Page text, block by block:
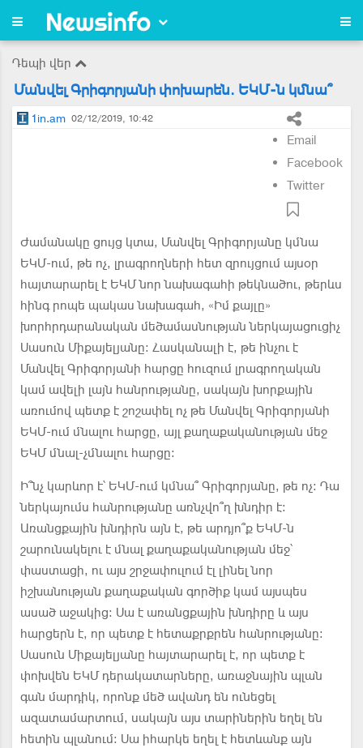
Դեպի վեր
Մանվել Գրիգորյանի փոխարեն. ԵԿՄ-ն կմնա՞
1in.am 02/12/2019, 10:42
Email
Facebook
Twitter
Ժամանակը ցույց կտա, Մանվել Գրիգորյանը կմնա
ԵԿՄ-ում, թե ոչ, լրագրողների հետ զրույցում այսօր
հայտարարել է ԵԿՄ նոր նախագահի թեկնածու, թերևս
հինգ րոպե պակաս նախագահ, «Իմ քայլը»
խորհրդարանական մեծամասնության ներկայացուցիչ
Սասուն Միքայելյանը: Հասկանալի է, թե ինչու է
Մանվել Գրիգորյանի հարցը հուզում լրագրողական
կամ ավելի լայն հանրությանը, սակայն խորքային
առումով պետք է շոշափել ոչ թե Մանվել Գրիգորյանի
ԵԿՄ-ում մնալու հարցը, այլ քաղաքականության մեջ
ԵԿՄ մնալ-չմնալու հարցը:
Ի՞նչ կարևոր է՝ ԵԿՄ-ում կմնա՞ Գրիգորյանը, թե ոչ: Դա
ներկայումս հանրությանը առնչվո՞ղ խնդիր է:
Առանցքային խնդիրն այն է, թե արդյո՞ք ԵԿՄ-ն
շարունակելու է մնալ քաղաքականության մեջ՝
փաստացի, ու այս շրջափուլում էլ լինել նոր
իշխանության քաղաքական գործիք կամ այսպես
ասած աջակից: Սա է առանցքային խնդիրը և այս
հարցերն է, որ պետք է հետաքրքրեն հանրությանը:
Սասուն Միքայելյանը հայտարարել է, որ պետք է
փոխվեն ԵԿՄ դերակատարները, առաջնային պլան
գան մարդիկ, որոնք մեծ ավանդ են ունեցել
ազատամարտում, սակայն այս տարիներին եղել են
հետին պլանում: Սա իհարկե եղել է հետևանք այն